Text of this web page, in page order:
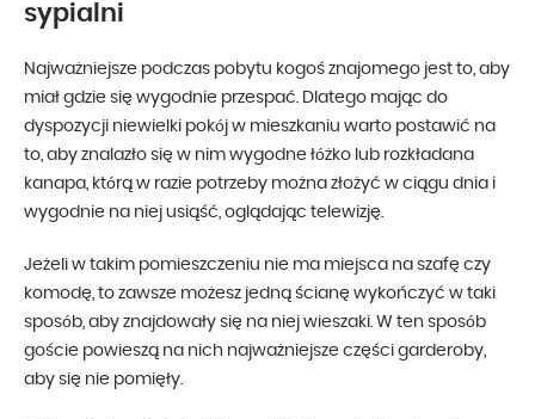
sypialni
Najważniejsze podczas pobytu kogoś znajomego jest to, aby
miał gdzie się wygodnie przespać. Dlatego mając do
dyspozycji niewielki pokój w mieszkaniu warto postawić na
to, aby znalazło się w nim wygodne łóżko lub rozkładana
kanapa, którą w razie potrzeby można złożyć w ciągu dnia i
wygodnie na niej usiąść, oglądając telewizję.
Jeżeli w takim pomieszczeniu nie ma miejsca na szafę czy
komodę, to zawsze możesz jedną ścianę wykończyć w taki
sposób, aby znajdowały się na niej wieszaki. W ten sposób
goście powieszą na nich najważniejsze części garderoby,
aby się nie pomięły.